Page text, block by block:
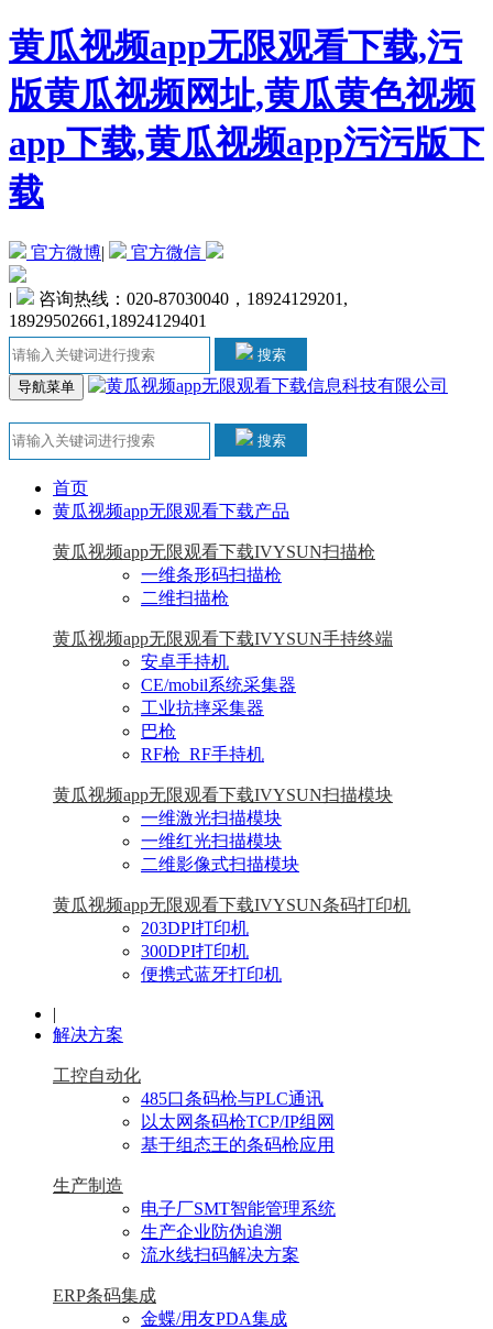
黄瓜视频app无限观看下载,污
版黄瓜视频网址,黄瓜黄色视频
app下载,黄瓜视频app污污版下
载
官方微博| 官方微信
|
咨询热线：020-87030040，18924129201,
18929502661,18924129401
搜索
导航菜单
搜索
首页
黄瓜视频app无限观看下载产品
黄瓜视频app无限观看下载IVYSUN扫描枪
一维条形码扫描枪
二维扫描枪
黄瓜视频app无限观看下载IVYSUN手持终端
安卓手持机
CE/mobil系统采集器
工业抗摔采集器
巴枪
RF枪_RF手持机
黄瓜视频app无限观看下载IVYSUN扫描模块
一维激光扫描模块
一维红光扫描模块
二维影像式扫描模块
黄瓜视频app无限观看下载IVYSUN条码打印机
203DPI打印机
300DPI打印机
便携式蓝牙打印机
|
解决方案
工控自动化
485口条码枪与PLC通讯
以太网条码枪TCP/IP组网
基于组态王的条码枪应用
生产制造
电子厂SMT智能管理系统
生产企业防伪追溯
流水线扫码解决方案
ERP条码集成
金蝶/用友PDA集成